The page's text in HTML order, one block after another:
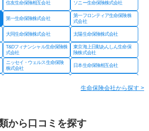
住友生命保険相互会社 ソニー生命保険株式会社
第一生命保険株式会社
第一フロンティア生命保険株
式会社
大同生命保険株式会社 太陽生命保険株式会社
T&Dフィナンシャル生命保険株
式会社
東京海上日動あんしん生命保
険株式会社
ニッセイ・ウェルス生命保険
株式会社
日本生命保険相互会社
明治安田生命保険相互会社
メットライフ生命保険株式会
生命保険会社から探す >
から口コミを探す